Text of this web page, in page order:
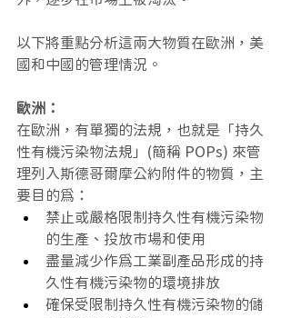
以下將重點分析這兩大物質在歐洲，美
國和中國的管理情況。
歐洲：
在歐洲，有單獨的法規，也就是「持久
性有機污染物法規」(簡稱 POPs) 來管
理列入斯德哥爾摩公約附件的物質，主
要目的為：
禁止或嚴格限制持久性有機污染物
的生產、投放市場和使用
盡量減少作為工業副產品形成的持
久性有機污染物的環境排放
確保受限制持久性有機污染物的儲